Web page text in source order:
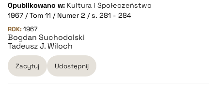
CZYSTY TEKST
pobierz cytat
BIBTEX
Opublikowano w: Kultura i Społeczeństwo
1967 / Tom 11 / Numer 2 / s. 281 - 284
ROK: 1967
Bogdan Suchodolski
Tadeusz J. Wiloch
Zacytuj Udostępnij